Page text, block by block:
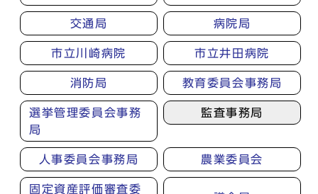
交通局 病院局
市立川崎病院 市立井田病院
消防局 教育委員会事務局
選挙管理委員会事務
局
監査事務局
人事委員会事務局 農業委員会
固定資産評価審査委